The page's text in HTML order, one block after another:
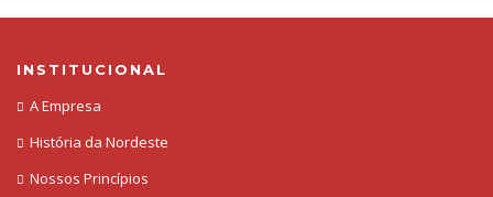
INSTITUCIONAL
A Empresa
História da Nordeste
Nossos Princípios